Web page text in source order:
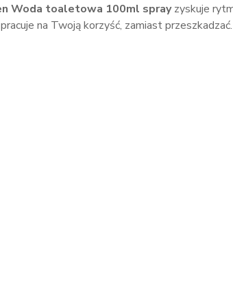
Woda toaletowa 100ml sprayzyskuje
na Twoją korzyść, zamiast przeszkadzać.